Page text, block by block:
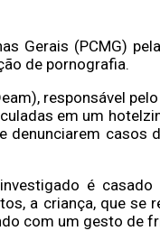
Gerais (PCMG)
de pornografia.
responsável
em um
denunciarem casos
é
a criança, que se
com um gesto de